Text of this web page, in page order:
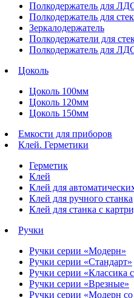
Полкодержатель для
Полкодержатель для
Зеркалодержатель
Полкодержатели для
Полкодержатель для
Цоколь
Цоколь 100мм
Цоколь 120мм
Цоколь 150мм
Емкости для приборов
Клей. Герметики
Герметик
Клей
Клей для
Клей для ручного станка
Клей для станка с
Ручки
Ручки серии «Модерн»
Ручки серии «Стандарт»
Ручки серии «Классика
Ручки серии «Врезные»
Ручки серии «Модерн со